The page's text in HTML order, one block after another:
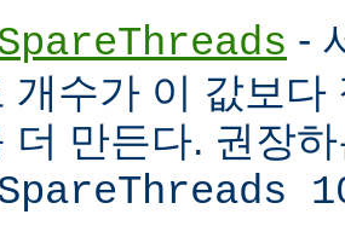
-
개수가 이 값보다
더 만든다. 권장